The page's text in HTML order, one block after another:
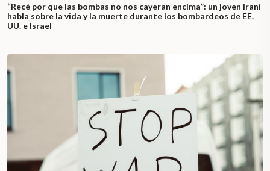
“Recé por que las bombas no nos cayeran encima”: un joven iraní
habla sobre la vida y la muerte durante los bombardeos de EE.
UU. e Israel